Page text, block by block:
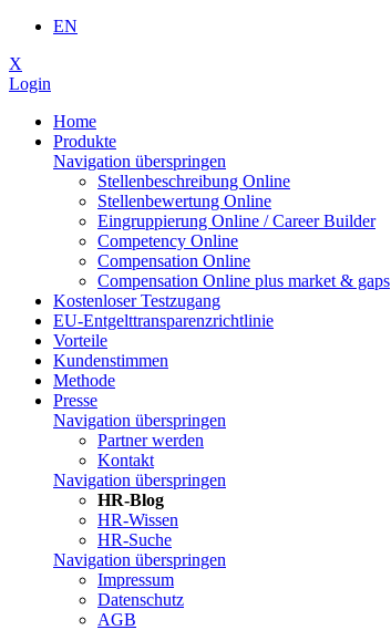
EN
X
Login
Home
Produkte
Navigation überspringen
Stellen­beschreibung Online
Stellen­bewertung Online
Ein­grup­pierung Online / Career Builder
Compe­tency Online
Compen­sation Online
Compensation Online plus market & gaps
Kostenloser Testzugang
EU-Entgelttransparenzrichtlinie
Vorteile
Kundenstimmen
Methode
Presse
Navigation überspringen
Partner werden
Kontakt
Navigation überspringen
HR-Blog
HR-Wissen
HR-Suche
Navigation überspringen
Impressum
Datenschutz
AGB